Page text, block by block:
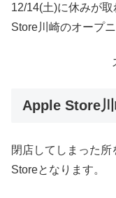
12/14(土)に休みが
Store川崎のオープ
Apple Store
閉店してしまった
Storeとなります。